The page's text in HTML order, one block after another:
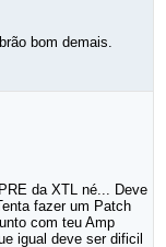
bom demais.
da XTL né... Deve
fazer um Patch
com teu Amp
igual deve ser dificil